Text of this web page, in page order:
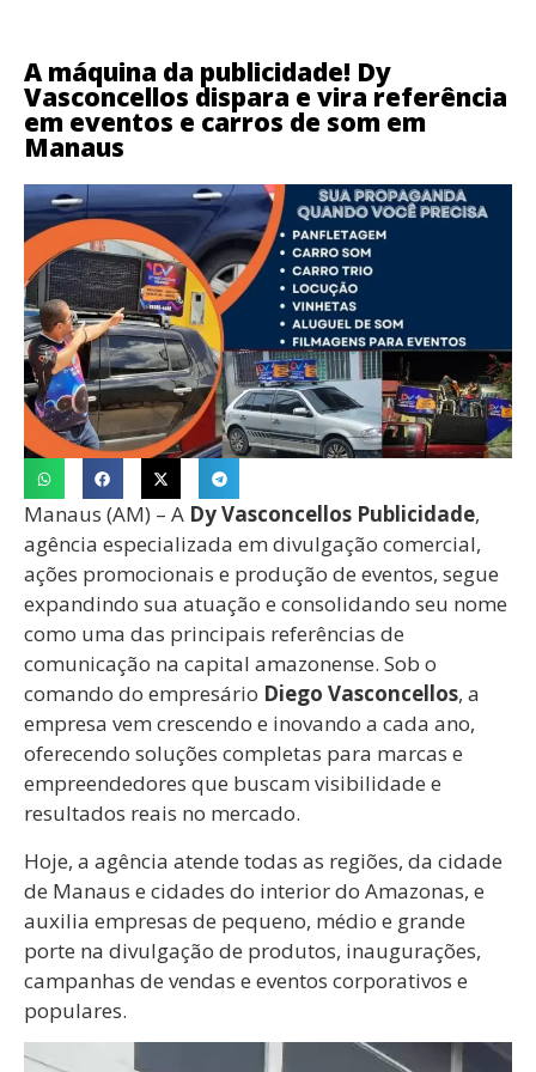
A máquina da publicidade! Dy
Vasconcellos dispara e vira referência
em eventos e carros de som em
Manaus
Manaus (AM) – A Dy Vasconcellos Publicidade,
agência especializada em divulgação comercial,
ações promocionais e produção de eventos, segue
expandindo sua atuação e consolidando seu nome
como uma das principais referências de
comunicação na capital amazonense. Sob o
comando do empresário Diego Vasconcellos, a
empresa vem crescendo e inovando a cada ano,
oferecendo soluções completas para marcas e
empreendedores que buscam visibilidade e
resultados reais no mercado.
Hoje, a agência atende todas as regiões, da cidade
de Manaus e cidades do interior do Amazonas, e
auxilia empresas de pequeno, médio e grande
porte na divulgação de produtos, inaugurações,
campanhas de vendas e eventos corporativos e
populares.
Tocador